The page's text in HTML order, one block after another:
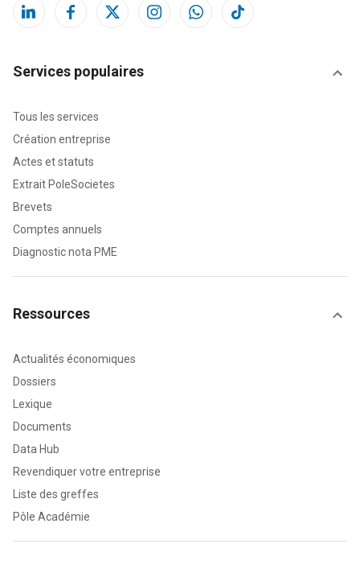
Services populaires
Tous les services
Création entreprise
Actes et statuts
Extrait PoleSocietes
Brevets
Comptes annuels
Diagnostic nota PME
Ressources
Actualités économiques
Dossiers
Lexique
Documents
Data Hub
Revendiquer votre entreprise
Liste des greffes
Pôle Académie